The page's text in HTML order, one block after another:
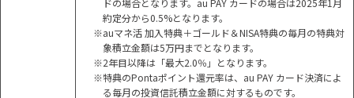
ドの場合となります。au PAY カードの場合は2025年1月
約定分から0.5%となります。
※auマネ活 加入特典＋ゴールド＆NISA特典の毎月の特典対
象積立金額は5万円までとなります。
※2年目以降は「最大2.0％」となります。
※特典のPontaポイント還元率は、au PAY カード決済によ
る毎月の投資信託積立金額に対するものです。